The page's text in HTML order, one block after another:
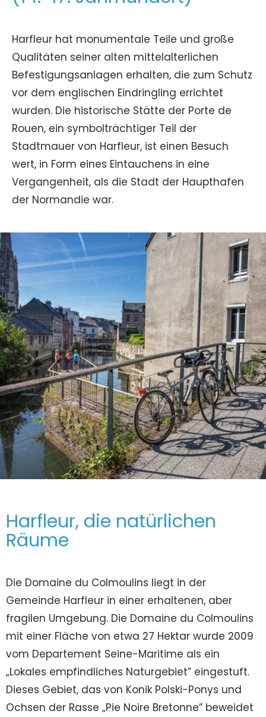
Harfleur hat monumentale Teile und große
Qualitäten seiner alten mittelalterlichen
Befestigungsanlagen erhalten, die zum Schutz
vor dem englischen Eindringling errichtet
wurden. Die historische Stätte der Porte de
Rouen, ein symbolträchtiger Teil der
Stadtmauer von Harfleur, ist einen Besuch
wert, in Form eines Eintauchens in eine
Vergangenheit, als die Stadt der Haupthafen
der Normandie war.
Harfleur, die natürlichen
Räume
Die Domaine du Colmoulins liegt in der
Gemeinde Harfleur in einer erhaltenen, aber
fragilen Umgebung. Die Domaine du Colmoulins
mit einer Fläche von etwa 27 Hektar wurde 2009
vom Departement Seine-Maritime als ein
„Lokales empfindliches Naturgebiet” eingestuft.
Dieses Gebiet, das von Konik Polski-Ponys und
Ochsen der Rasse „Pie Noire Bretonne” beweidet